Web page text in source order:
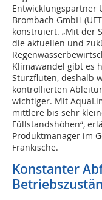
Entwicklungspartner
Brombach GmbH
konstruiert. „Mit der
die aktuellen und
Klimawandel gibt es
Sturzfluten, deshalb
kontrollierten
wichtiger. Mit
mittlere bis sehr
Füllstandshöhen“,
Produktmanager im
Fränkische.
Konstanter